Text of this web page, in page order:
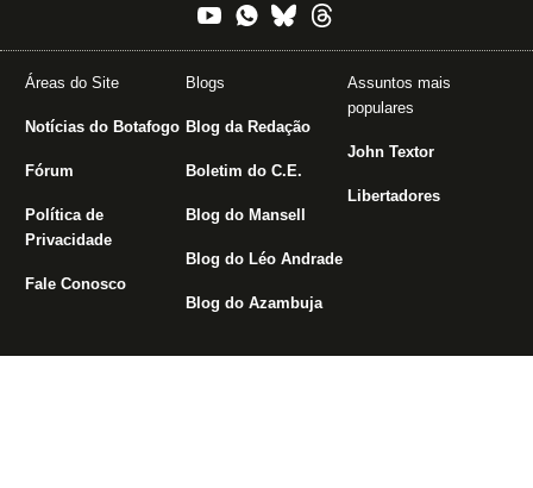
Áreas do Site
Notícias do Botafogo
Fórum
Política de
Privacidade
Fale Conosco
Blogs
Blog da Redação
Boletim do C.E.
Blog do Mansell
Blog do Léo Andrade
Blog do Azambuja
Assuntos mais
populares
John Textor
Libertadores